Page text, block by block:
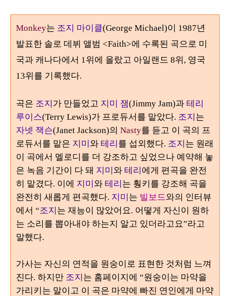
Monkey는 조지 마이클(George Michael)이 1987년
발표한 솔로 데뷔 앨범 <Faith>에 수록된 곡으로 미
국과 캐나다에서 1위에 올랐고 아일랜드 8위 , 영국
13위를 기록했다.
곡은 조지 가 만들었고 지미 잼(Jimmy Jam)과 테리
루이스(Terry Lewis)가 프로듀서를 맡았다. 조지 는
자넷 잭슨(Janet Jackson)의 Nasty를 듣고 이 곡의 프
로듀서를 맡은 지미 와 테리 를 섭외했다. 조지 는 원래
이 곡에서 멜로디를 더 강조하고 싶었으나 예약해 놓
은 녹음 기간이 다 돼 지미 와 테리 에게 편곡을 완전
히 맡겼다. 이에 지미 와 테리 는 훵키를 강조해 곡을
완전히 새롭게 편곡했다. 지미 는 빌보드와의 인터뷰
에서 “조지 는 재능이 많았어요. 어떻게 자신이 원하
는 소리를 뽑아내야 하는지 알고 있더라고요”라고
말했다.
가사는 자신의 연적을 원숭이로 표현한 것처럼 느껴
진다. 하지만 조지 는 홈페이지에 “원숭이는 마약을
가리키는 말이고 이 곡은 마약에 빠진 연인에게 마약